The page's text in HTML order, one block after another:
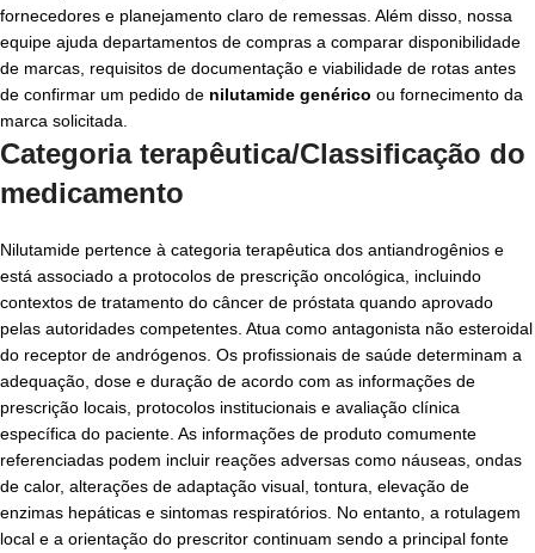
fornecedores e planejamento claro de remessas. Além disso, nossa
equipe ajuda departamentos de compras a comparar disponibilidade
de marcas, requisitos de documentação e viabilidade de rotas antes
de confirmar um pedido de nilutamide genérico ou fornecimento da
marca solicitada.
Categoria terapêutica/Classificação do
medicamento
Nilutamide pertence à categoria terapêutica dos antiandrogênios e
está associado a protocolos de prescrição oncológica, incluindo
contextos de tratamento do câncer de próstata quando aprovado
pelas autoridades competentes. Atua como antagonista não esteroidal
do receptor de andrógenos. Os profissionais de saúde determinam a
adequação, dose e duração de acordo com as informações de
prescrição locais, protocolos institucionais e avaliação clínica
específica do paciente. As informações de produto comumente
referenciadas podem incluir reações adversas como náuseas, ondas
de calor, alterações de adaptação visual, tontura, elevação de
enzimas hepáticas e sintomas respiratórios. No entanto, a rotulagem
local e a orientação do prescritor continuam sendo a principal fonte